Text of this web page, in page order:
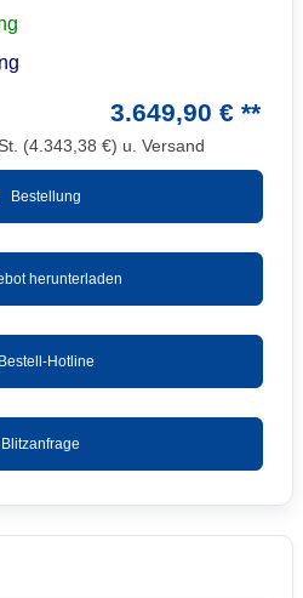
3.649,90 € **
(4.343,38 €) u. Versand
Bestellung
herunterladen
Bestell-Hotline
Blitzanfrage